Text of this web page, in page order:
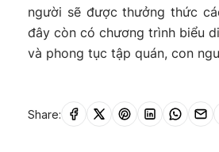
người sẽ được thưởng thức
đây còn có chương trình biểu
và phong tục tập quán, con
Share: